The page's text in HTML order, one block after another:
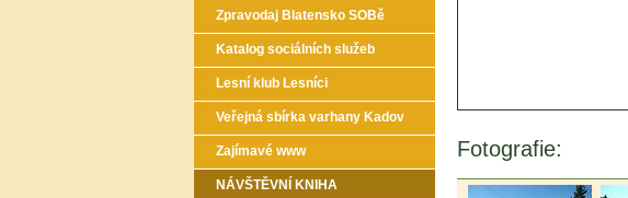
Fotografie:
Zpravodaj Blatensko SOBě
Katalog sociálních služeb
Lesní klub Lesníci
Veřejná sbírka varhany Kadov
Zajímavé www
NÁVŠTĚVNÍ KNIHA